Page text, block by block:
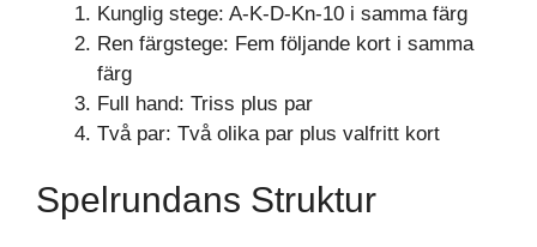
Kunglig stege: A-K-D-Kn-10 i samma färg
Ren färgstege: Fem följande kort i samma
färg
Full hand: Triss plus par
Två par: Två olika par plus valfritt kort
Spelrundans Struktur